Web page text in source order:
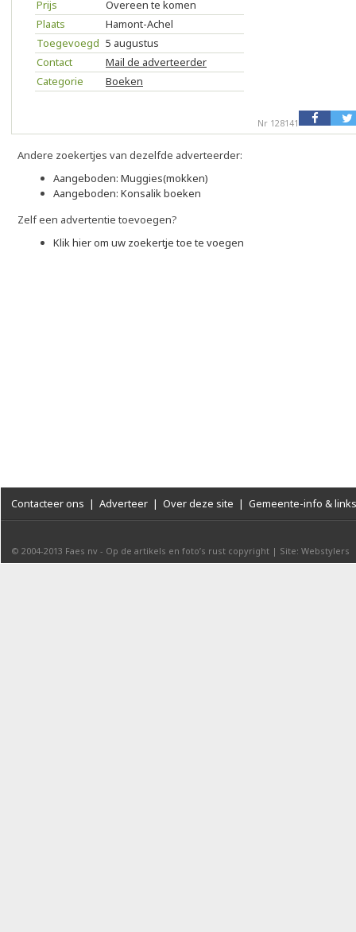
Prijs
Overeen te komen
Plaats
Hamont-Achel
Toegevoegd 5 augustus
Contact
Mail de adverteerder
Categorie
Boeken
Nr 128141
Andere zoekertjes van dezelfde adverteerder:
Aangeboden: Muggies(mokken)
Aangeboden: Konsalik boeken
Zelf een advertentie toevoegen?
Klik hier om uw zoekertje toe te voegen
Contacteer ons | Adverteer | Over deze site | Gemeente-info & links
© 2004-2013 Faes nv - Op de artikels en foto’s rust copyright | Site: Webstylers